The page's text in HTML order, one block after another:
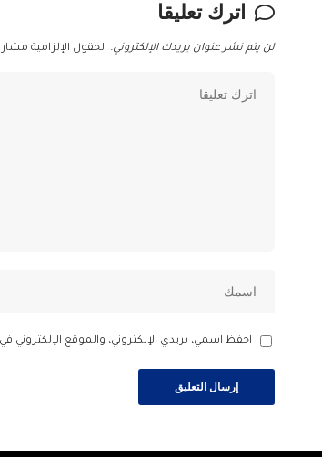
اترك تعليقا
لن يتم نشر عنوان بريدك الإلكتروني. الحقول الإلزامية مشار
احفظ اسمي، بريدي الإلكتروني، والموقع